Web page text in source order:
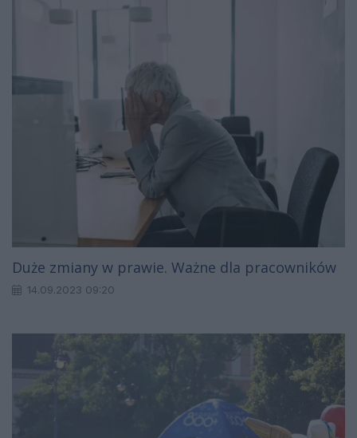
Duże zmiany w prawie. Ważne dla pracowników
14.09.2023 09:20